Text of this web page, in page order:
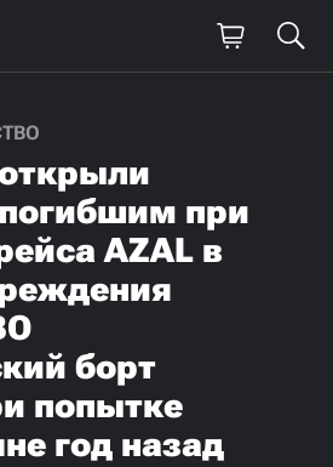
при
AZAL в
борт
попытке
год назад